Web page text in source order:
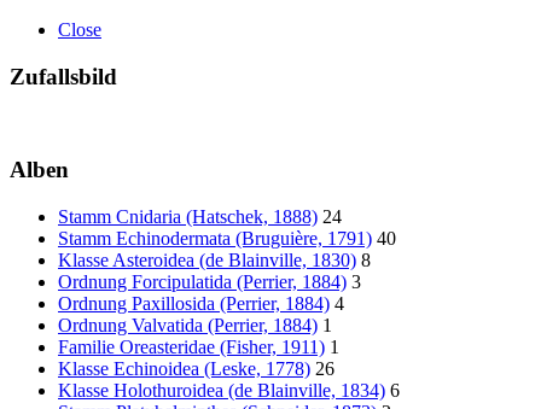
Close
Zufallsbild
Alben
Stamm Cnidaria (Hatschek, 1888) 24
Stamm Echinodermata (Bruguière, 1791) 40
Klasse Asteroidea (de Blainville, 1830) 8
Ordnung Forcipulatida (Perrier, 1884) 3
Ordnung Paxillosida (Perrier, 1884) 4
Ordnung Valvatida (Perrier, 1884) 1
Familie Oreasteridae (Fisher, 1911) 1
Klasse Echinoidea (Leske, 1778) 26
Klasse Holothuroidea (de Blainville, 1834) 6